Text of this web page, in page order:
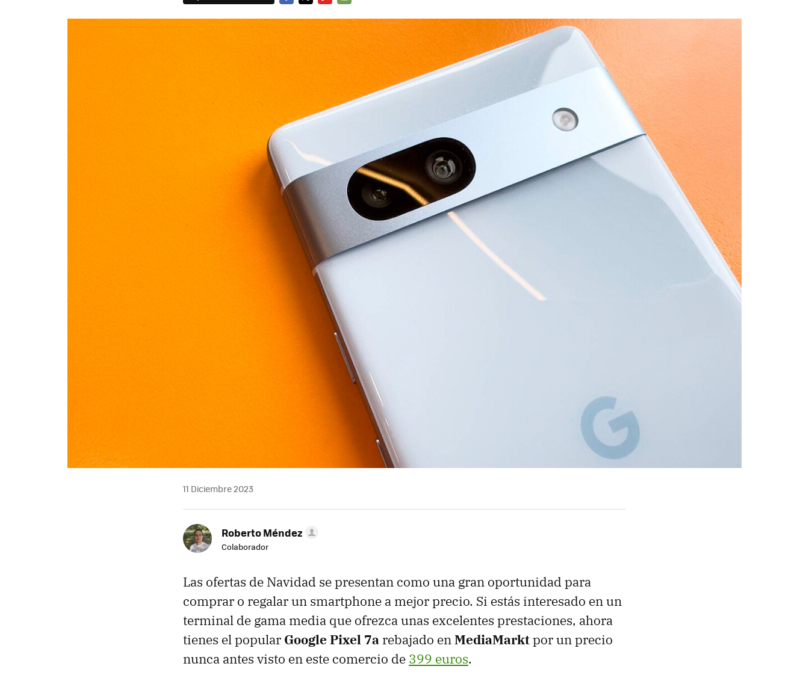
MAIL
11 Diciembre 2023
Roberto Méndez
Colaborador
Las ofertas de Navidad se presentan como una gran oportunidad para
comprar o regalar un smartphone a mejor precio. Si estás interesado en un
terminal de gama media que ofrezca unas excelentes prestaciones, ahora
tienes el popular Google Pixel 7a rebajado enMediaMarktpor un precio
nunca antes visto en este comercio de 399 euros.